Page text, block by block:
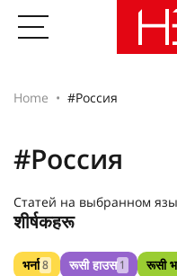
Home #Россия
#Россия
Статей на выбранном
शीर्षकहरू
भर्ना8 रूसी हाउस 1 रूसी